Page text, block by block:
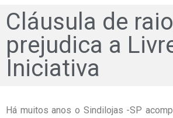
Cláusula de raio
prejudica a
Iniciativa
Há muitos anos o Sindilojas -SP